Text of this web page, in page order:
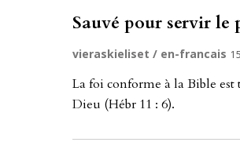
Sauvé pour servir le
vieraskieliset / en-francais
La foi con­for­me à la Bib­le est
Dieu (Hébr 11 : 6).